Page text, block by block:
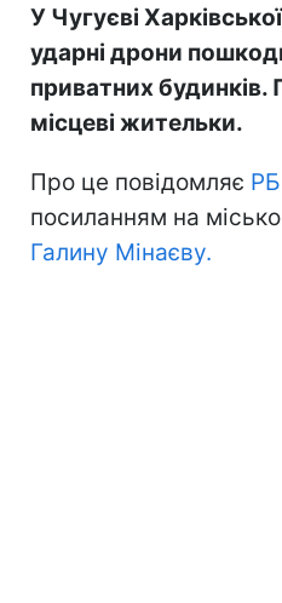
У Чугуєві
ударні дрони
приватних
місцеві жительки.
Про це повідомляє
посиланням на
Галину Мінаєву.